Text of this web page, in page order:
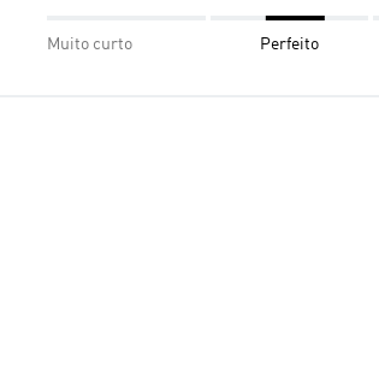
Muito curto Perfeito